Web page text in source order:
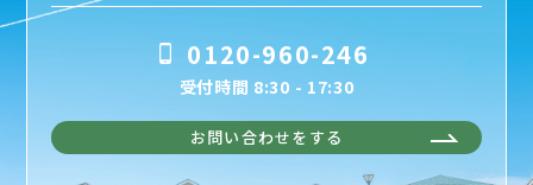
0120-960-246
受付時間 8:30 - 17:30
お問い合わせをする